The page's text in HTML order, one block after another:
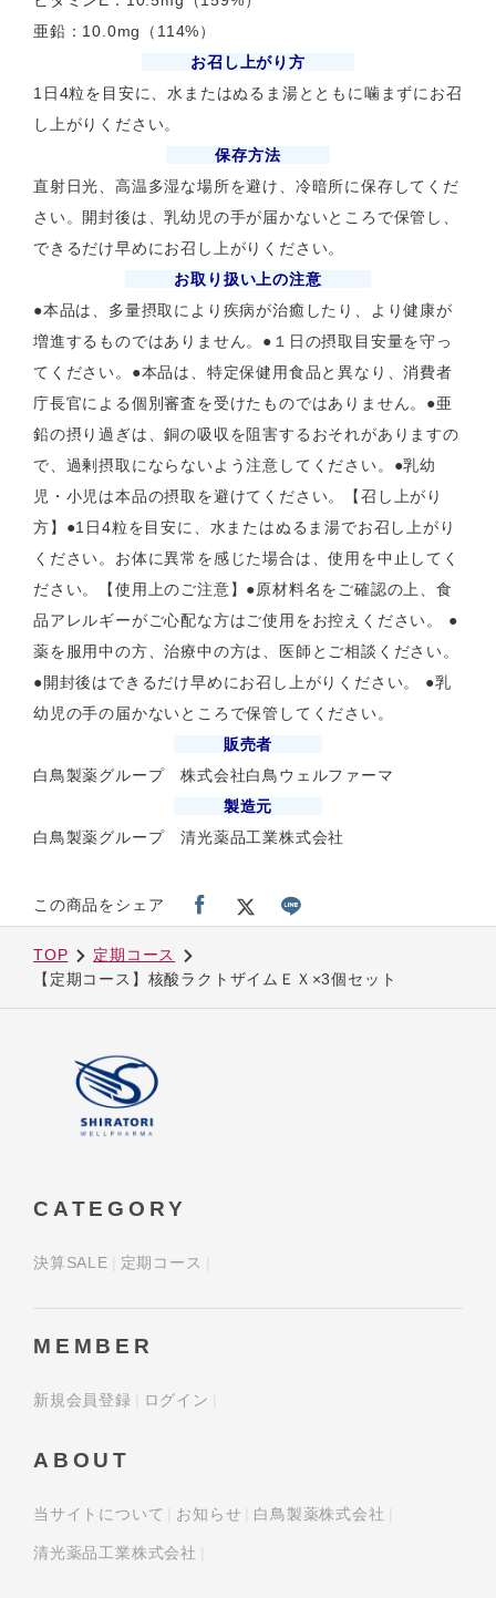
亜鉛：10.0mg（114%）
お召し上がり方
1日4粒を目安に、水またはぬるま湯とともに噛まずにお召
し上がりください。
保存方法
直射日光、高温多湿な場所を避け、冷暗所に保存してくだ
さい。開封後は、乳幼児の手が届かないところで保管し、
できるだけ早めにお召し上がりください。
お取り扱い上の注意
●本品は、多量摂取により疾病が治癒したり、より健康が
増進するものではありません。●１日の摂取目安量を守っ
てください。●本品は、特定保健用食品と異なり、消費者
庁長官による個別審査を受けたものではありません。●亜
鉛の摂り過ぎは、銅の吸収を阻害するおそれがありますの
で、過剰摂取にならないよう注意してください。●乳幼
児・小児は本品の摂取を避けてください。【召し上がり
方】●1日4粒を目安に、水またはぬるま湯でお召し上がり
ください。お体に異常を感じた場合は、使用を中止してく
ださい。【使用上のご注意】●原材料名をご確認の上、食
品アレルギーがご心配な方はご使用をお控えください。 ●
薬を服用中の方、治療中の方は、医師とご相談ください。
●開封後はできるだけ早めにお召し上がりください。 ●乳
幼児の手の届かないところで保管してください。
販売者
白鳥製薬グループ 株式会社白鳥ウェルファーマ
製造元
白鳥製薬グループ 清光薬品工業株式会社
この商品をシェア
TOP
定期コース
【定期コース】核酸ラクトザイムＥＸ×3個セット
CATEGORY
決算SALE 定期コース
MEMBER
新規会員登録 ログイン
ABOUT
当サイトについて お知らせ 白鳥製薬株式会社
清光薬品工業株式会社